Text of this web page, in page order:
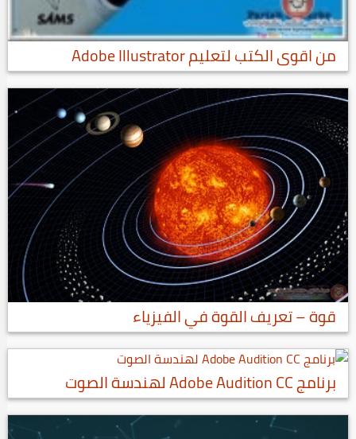
من اقوى الكتب لتعليم Adobe Illustrator
قوة – تعريف القوة في الفيزياء
برنامج Adobe Audition CC لهندسة الصوت